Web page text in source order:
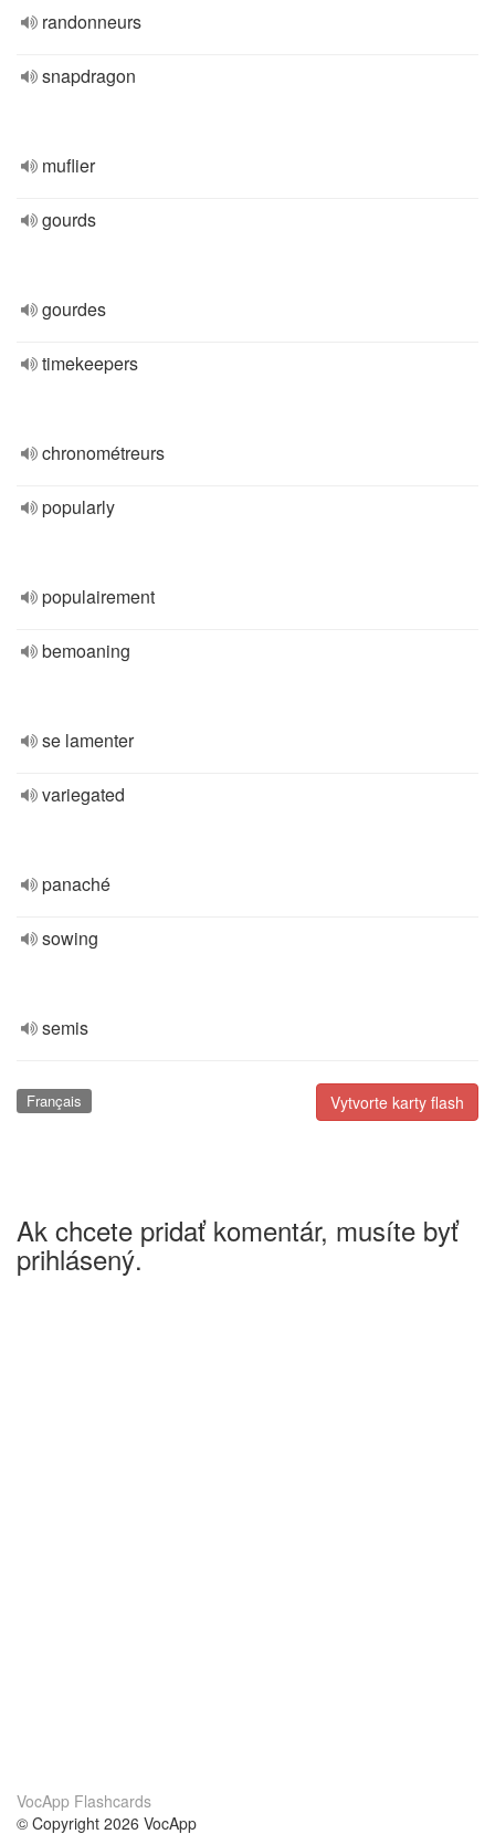
randonneurs
snapdragon
muflier
gourds
gourdes
timekeepers
chronométreurs
popularly
populairement
bemoaning
se lamenter
variegated
panaché
sowing
semis
Vytvorte karty flash
Français
Ak chcete pridať komentár, musíte byť
prihlásený.
VocApp Flashcards
© Copyright 2026 VocApp